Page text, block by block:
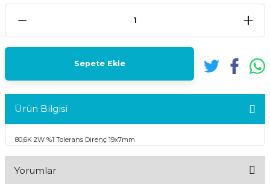
Sepete Ekle
Ürün Bilgisi
80,6K 2W %1 Tolerans Direnç 19x7mm
Yorumlar